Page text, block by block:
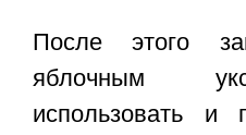
После этого
яблочным
использовать и